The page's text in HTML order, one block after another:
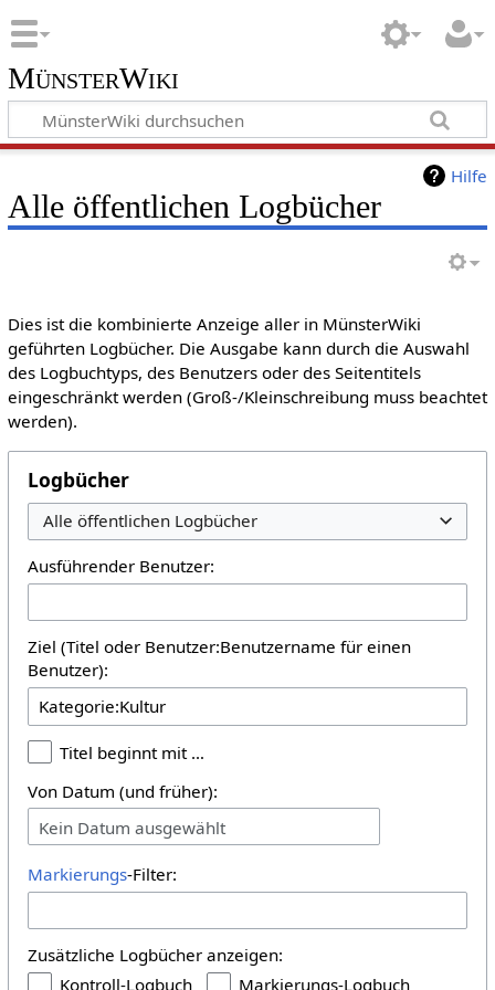
MünsterWiki
Hilfe
Alle öffentlichen Logbücher
Dies ist die kombinierte Anzeige aller in MünsterWiki
geführten Logbücher. Die Ausgabe kann durch die Auswahl
des Logbuchtyps, des Benutzers oder des Seitentitels
eingeschränkt werden (Groß-/Kleinschreibung muss beachtet
werden).
Logbücher
Alle öffentlichen Logbücher
Ausführender Benutzer:
Ziel (Titel oder Benutzer:Benutzername für einen
Benutzer):
Titel beginnt mit …
Von Datum (und früher):
Kein Datum ausgewählt
Markierungs-Filter:
Zusätzliche Logbücher anzeigen:
Kontroll-Logbuch
Markierungs-Logbuch